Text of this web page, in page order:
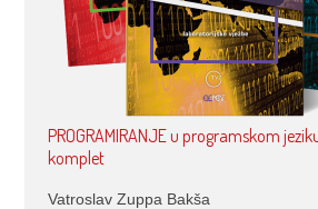
PROGRAMIRANJE u programskom
komplet
Vatroslav Zuppa Bakša